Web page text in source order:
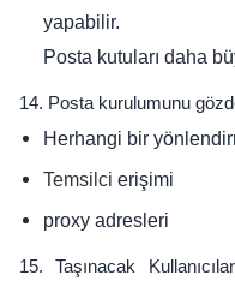
yapabilir.
Posta kutuları daha
14. Posta kurulumunu
Herhangi bir
Temsilci erişimi
proxy adresleri
15. Taşınacak